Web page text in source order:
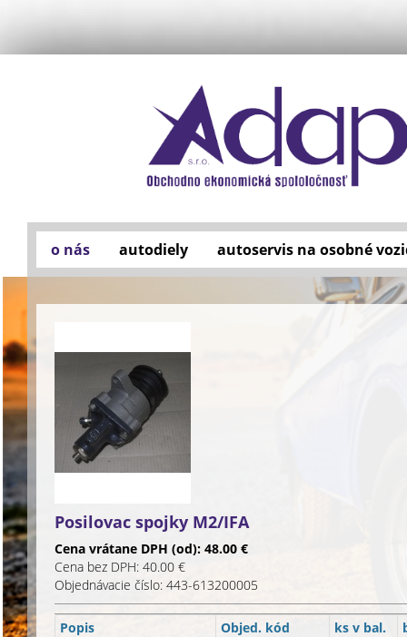
o nás autodiely autoservis na osobné
Posilovac spojky M2/IFA
Cena vrátane DPH (od): 48.00 €
Cena bez DPH: 40.00 €
Objednávacie číslo: 443-613200005
Popis Objed. kód ks v bal.